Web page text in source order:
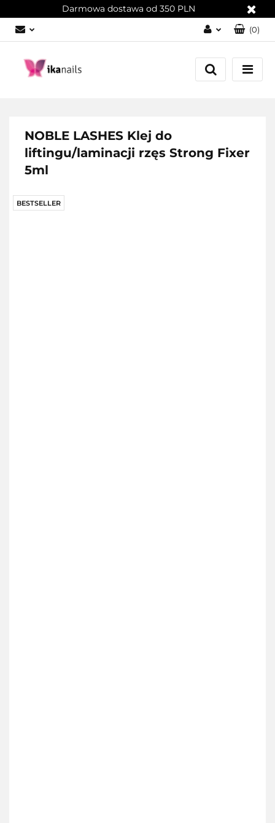
Darmowa dostawa od 350 PLN
Zaloguj się
Załóż konto
(0)
NOBLE LASHES Klej do
liftingu/laminacji rzęs Strong Fixer
5ml
BESTSELLER